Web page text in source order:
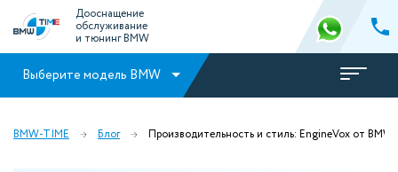
Дооснащение
обслуживание
и тюнинг BMW
Выберите модель BMW
BMW-TIME Блог Производительность и стиль: EngineVox от